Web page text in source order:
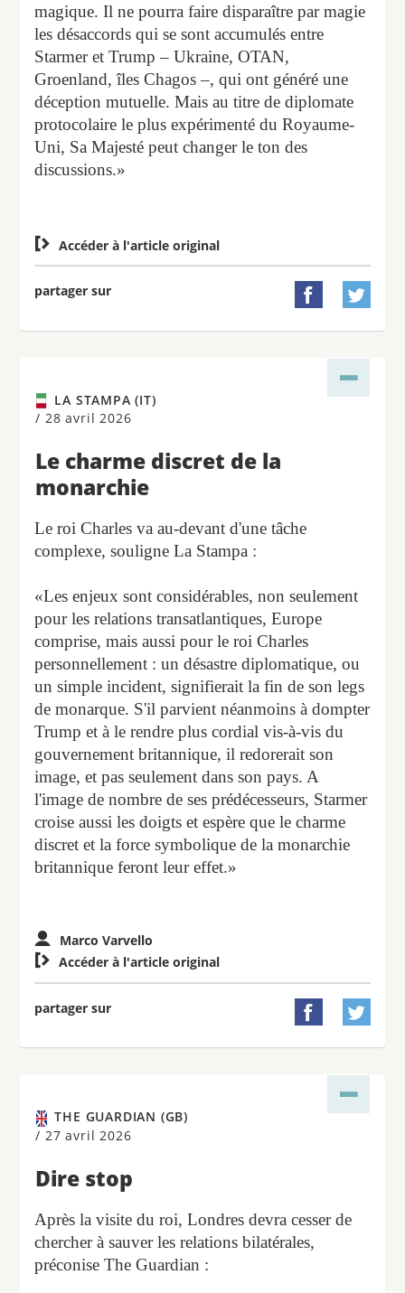
magique. Il ne pourra faire disparaître par magie
les désaccords qui se sont accumulés entre
Starmer et Trump – Ukraine, OTAN,
Groenland, îles Chagos –, qui ont généré une
déception mutuelle. Mais au titre de diplomate
protocolaire le plus expérimenté du Royaume-
Uni, Sa Majesté peut changer le ton des
discussions.»
 Accéder à l'article original
partager sur  
LA STAMPA (IT)
/ 28 avril 2026
Le charme discret de la
monarchie
Le roi Charles va au-devant d'une tâche
complexe, souligne La Stampa :
«Les enjeux sont considérables, non seulement
pour les relations transatlantiques, Europe
comprise, mais aussi pour le roi Charles
personnellement : un désastre diplomatique, ou
un simple incident, signifierait la fin de son legs
de monarque. S'il parvient néanmoins à dompter
Trump et à le rendre plus cordial vis-à-vis du
gouvernement britannique, il redorerait son
image, et pas seulement dans son pays. A
l'image de nombre de ses prédécesseurs, Starmer
croise aussi les doigts et espère que le charme
discret et la force symbolique de la monarchie
britannique feront leur effet.»
Marco Varvello
 Accéder à l'article original
partager sur  
THE GUARDIAN (GB)
/ 27 avril 2026
Dire stop
Après la visite du roi, Londres devra cesser de
chercher à sauver les relations bilatérales,
préconise The Guardian :